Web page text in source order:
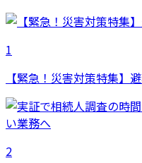
1
【緊急！災害対策特集】
2